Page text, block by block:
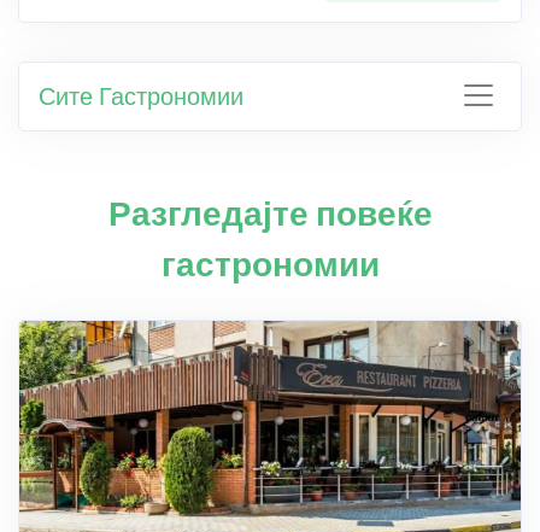
Сите Гастрономии
Разгледајте повеќе
гастрономии